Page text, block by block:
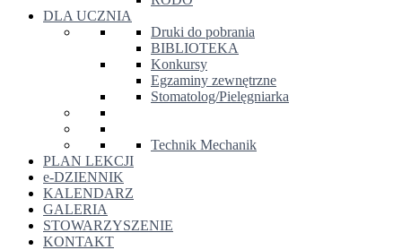
DLA UCZNIA
Druki do pobrania
BIBLIOTEKA
Konkursy
Egzaminy zewnętrzne
Stomatolog/Pielęgniarka
Technik Mechanik
PLAN LEKCJI
e-DZIENNIK
KALENDARZ
GALERIA
STOWARZYSZENIE
KONTAKT